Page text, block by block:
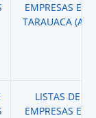
EMPRESAS EM
TARAUACA (AC)
LISTAS DE
EMPRESAS EM